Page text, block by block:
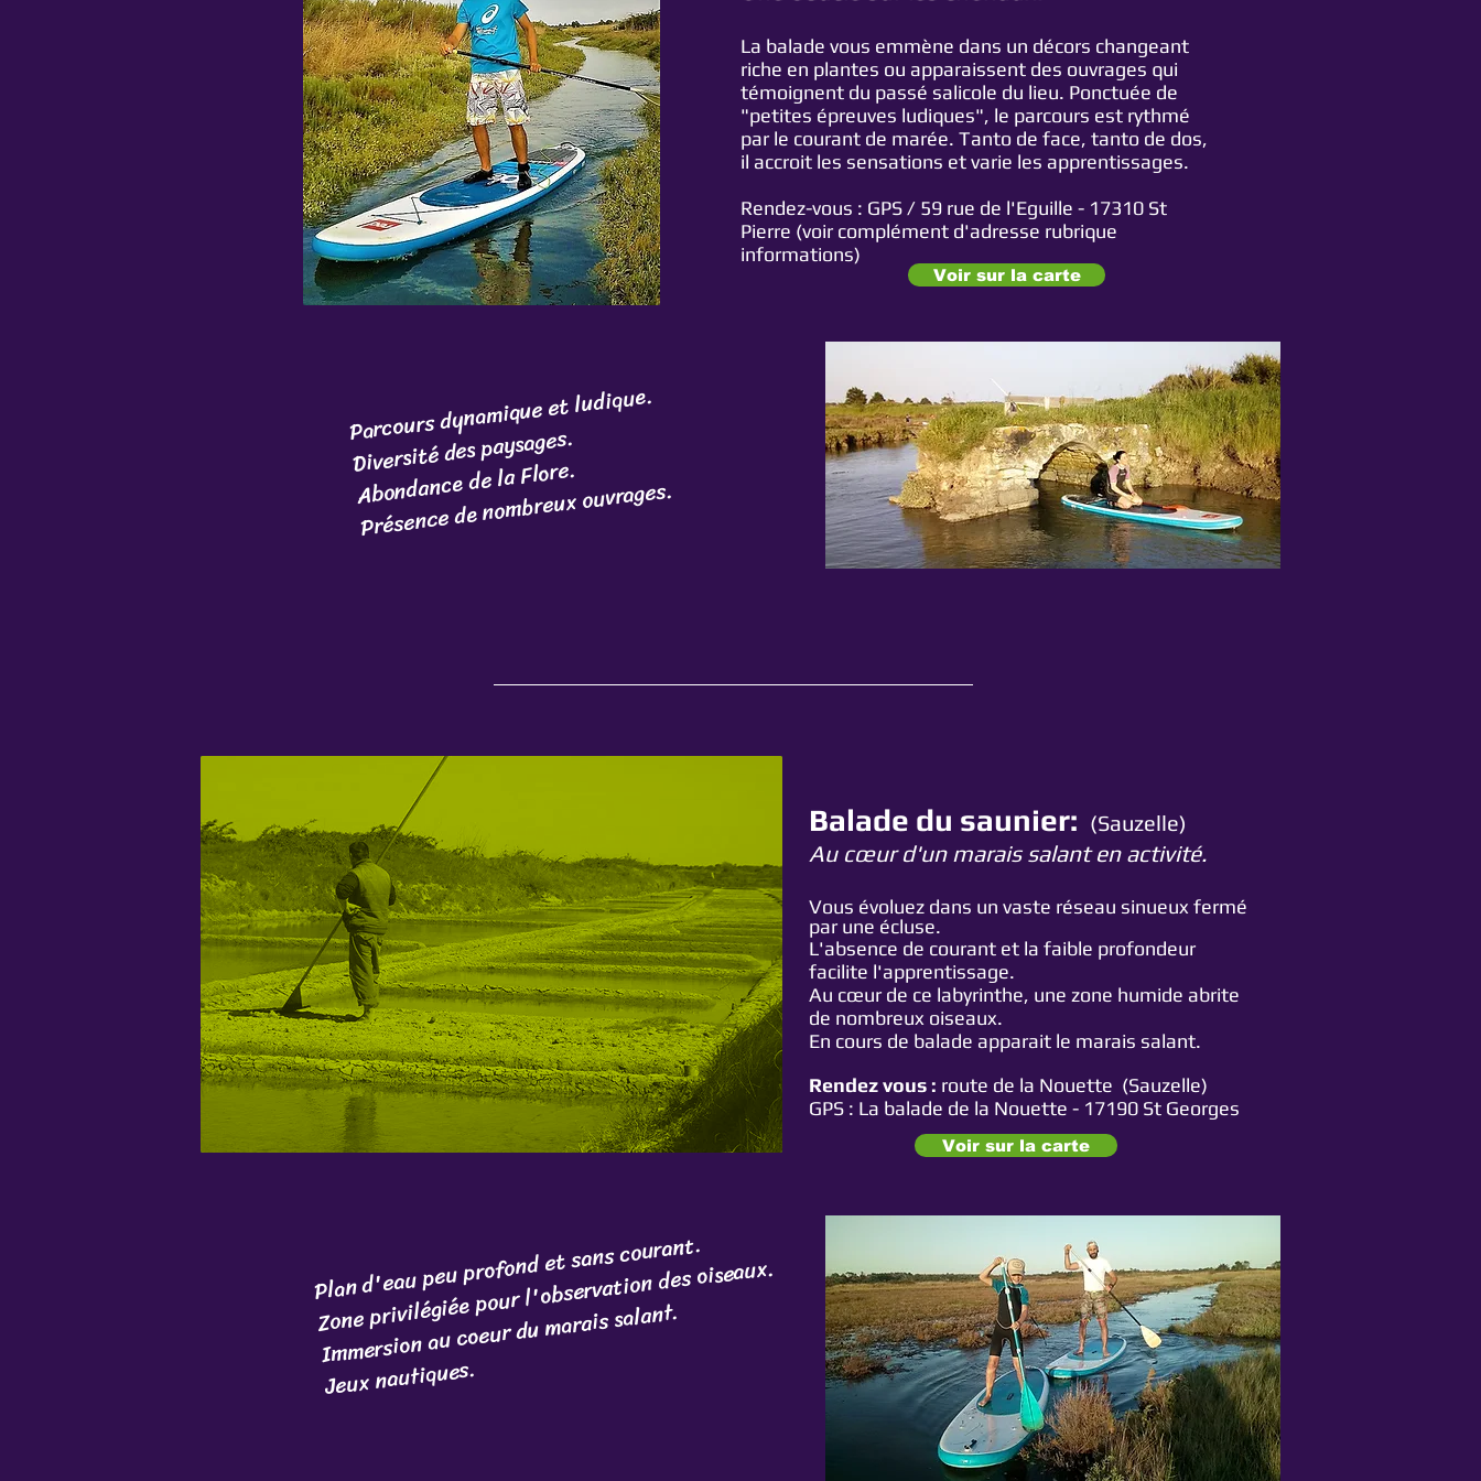
Parcours dynamique et ludique.
Diversité des paysages.
Abondance de la Flore.
Présence de nombreux ouvrages.
La balade vous emmène dans un décors changeant
riche en plantes ou apparaissent des ouvrages qui
témoignent du passé salicole du lieu. Ponctuée de
"petites épreuves ludiques", le parcours est rythmé
par le courant de marée. Tanto de face, tanto de dos,
il accroit les sensations et varie les apprentissages.
Rendez-vous : GPS / 59 rue de l'Eguille - 17310 St
Pierre (voir complément d'adresse rubrique
informations)
Voir sur la carte
Balade du saunier: (Sauzelle)
Au cœur d'un marais salant en activité.
Vous évoluez dans un vaste réseau sinueux fermé
par une écluse.
L'absence de courant et la faible profondeur
facilite l'apprentissage.
Au cœur de ce labyrinthe, une zone humide abrite
de nombreux oiseaux.
En cours de balade apparait le marais salant.
Rendez vous : route de la Nouette (Sauzelle)
GPS : La balade de la Nouette - 17190 St Georges
Voir sur la carte
Plan d'eaupeu profond et sans courant.
Zone privilégiée pour l'observation des oiseaux.
Immersion au coeur du marais salant.
Jeux nautiques.